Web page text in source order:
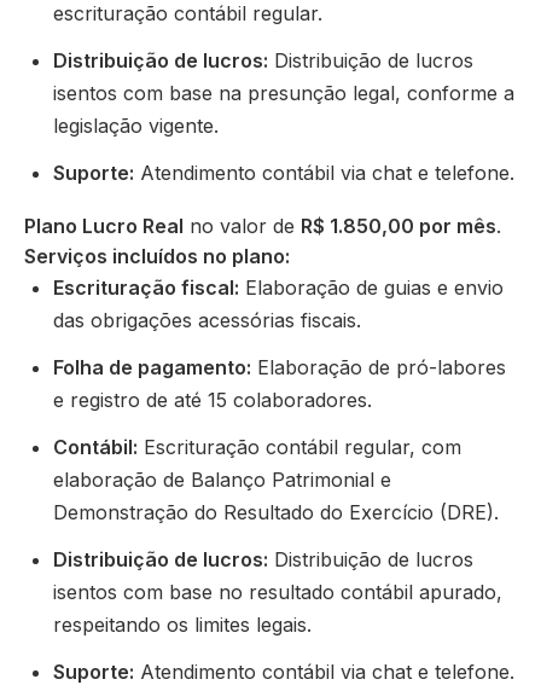
escrituração contábil regular.
Distribuição de lucros: Distribuição de lucros
isentos com base na presunção legal, conforme a
legislação vigente.
Suporte: Atendimento contábil via chat e telefone.
Plano Lucro Real no valor de R$ 1.850,00 por mês.
Serviços incluídos no plano:
Escrituração fiscal: Elaboração de guias e envio
das obrigações acessórias fiscais.
Folha de pagamento: Elaboração de pró-labores
e registro de até 15 colaboradores.
Contábil: Escrituração contábil regular, com
elaboração de Balanço Patrimonial e
Demonstração do Resultado do Exercício (DRE).
Distribuição de lucros: Distribuição de lucros
isentos com base no resultado contábil apurado,
respeitando os limites legais.
Suporte: Atendimento contábil via chat e telefone.